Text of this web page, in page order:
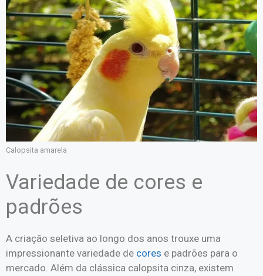
Calopsita amarela
Variedade de cores e
padrões
A criação seletiva ao longo dos anos trouxe uma
impressionante variedade de cores e padrões para o
mercado. Além da clássica calopsita cinza, existem